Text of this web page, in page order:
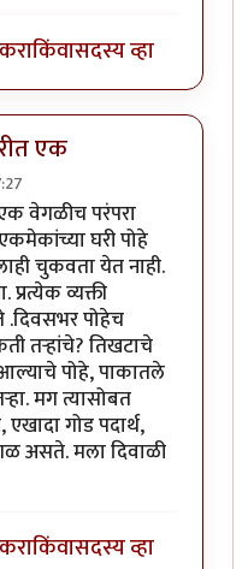
किंवासदस्य व्हा
एक
वेगळीच परंपरा
घरी पोहे
चुकवता येत नाही.
व्यक्ती
.दिवसभर पोहेच
तर्‍हांचे? तिखटाचे
पोहे, पाकातले
मग त्यासोबत
गोड पदार्थ,
असते. मला दिवाळी
किंवासदस्य व्हा